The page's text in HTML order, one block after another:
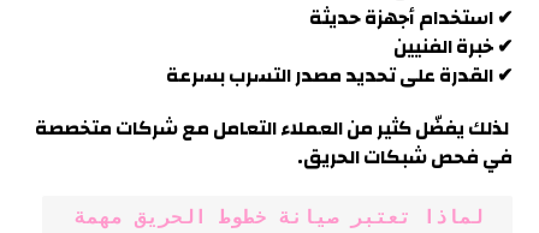
✔ استخدام أجهزة حديثة
✔ خبرة الفنيين
✔ القدرة على تحديد مصدر التسرب بسرعة
لذلك يفضّل كثير من العملاء التعامل مع شركات متخصصة
في فحص شبكات الحريق.